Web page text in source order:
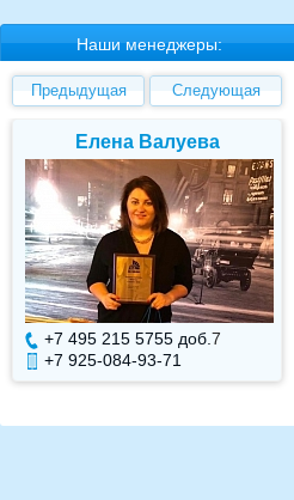
Наши менеджеры:
Предыдущая Следующая
Елена Валуева
+7 495 215 5755 доб. 7
+7 925-084-93-71